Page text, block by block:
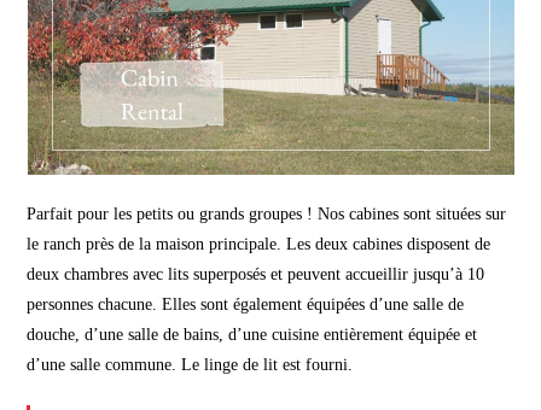
Parfait pour les petits ou grands groupes ! Nos cabines sont situées sur
le ranch près de la maison principale. Les deux cabines disposent de
deux chambres avec lits superposés et peuvent accueillir jusqu’à 10
personnes chacune. Elles sont également équipées d’une salle de
douche, d’une salle de bains, d’une cuisine entièrement équipée et
d’une salle commune. Le linge de lit est fourni.